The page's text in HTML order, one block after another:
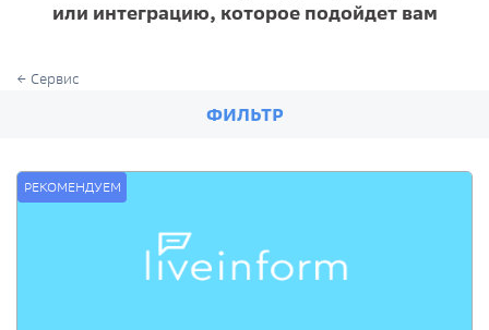
или интеграцию, которое подойдет вам
Сервис
ФИЛЬТР
РЕКОМЕНДУЕМ